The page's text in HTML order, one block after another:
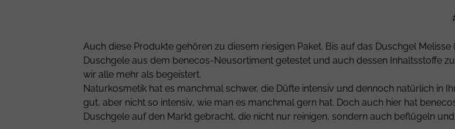
Auch diese Produkte gehören zu diesem riesigen Paket. Bis auf das Duschgel
Duschgele aus dem benecos-Neusortiment getestet und auch dessen Inhaltsstoffe
wir alle mehr als begeistert.
Naturkosmetik hat es manchmal schwer, die Düfte intensiv und dennoch natürlich in
gut, aber nicht so intensiv, wie man es manchmal gern hat. Doch auch hier hat
Duschgele auf den Markt gebracht, die nicht nur reinigen, sondern auch beflügeln